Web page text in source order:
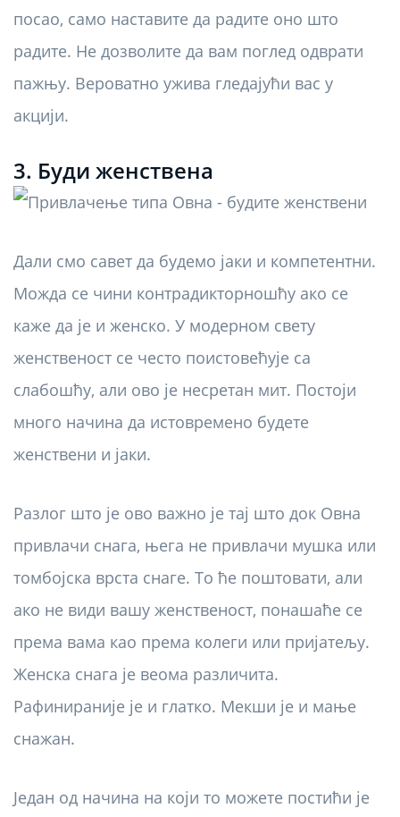
посао, само наставите да радите оно што
радите. Не дозволите да вам поглед одврати
пажњу. Вероватно ужива гледајући вас у
акцији.
3. Буди женствена
Дали смо савет да будемо јаки и компетентни.
Можда се чини контрадикторношћу ако се
каже да је и женско. У модерном свету
женственост се често поистовећује са
слабошћу, али ово је несретан мит. Постоји
много начина да истовремено будете
женствени и јаки.
Разлог што је ово важно је тај што док Овна
привлачи снага, њега не привлачи мушка или
томбојска врста снаге. То ће поштовати, али
ако не види вашу женственост, понашаће се
према вама као према колеги или пријатељу.
Женска снага је веома различита.
Рафинираније је и глатко. Мекши је и мање
снажан.
Један од начина на који то можете постићи је